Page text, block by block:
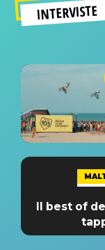
INTERVISTE
Il best of